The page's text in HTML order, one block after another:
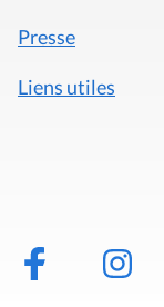
Presse
Liens utiles